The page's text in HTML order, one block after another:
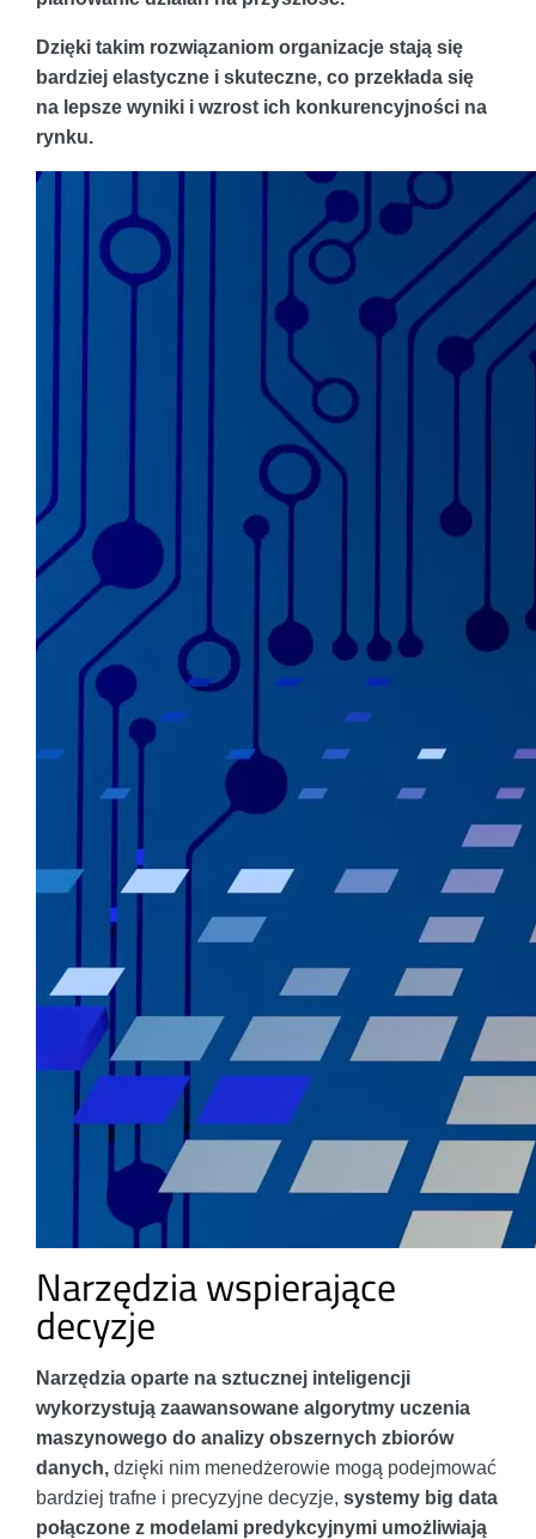
Dzięki takim rozwiązaniom organizacje stają się
bardziej elastyczne i skuteczne, co przekłada się
na lepsze wyniki i wzrost ich konkurencyjności na
rynku.
Narzędzia wspierające
decyzje
Narzędzia oparte na sztucznej inteligencji
wykorzystują zaawansowane algorytmy uczenia
maszynowego do analizy obszernych zbiorów
danych, dzięki nim menedżerowie mogą podejmować
bardziej trafne i precyzyjne decyzje, systemy big data
połączone z modelami predykcyjnymi umożliwiają